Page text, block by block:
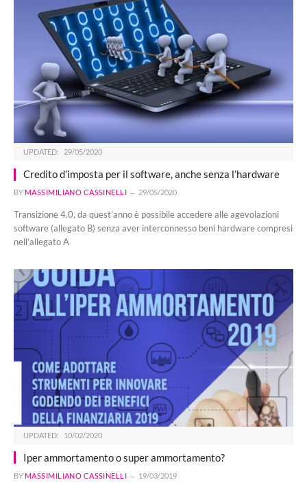
UPDATED: 29/05/2020
Credito d’imposta per il software, anche senza l’hardware
BY MASSIMILIANO CASSINELLI 29/05/2020
Transizione 4.0, da quest’anno è possibile accedere alle agevolazioni
software (allegato B) senza aver interconnesso beni hardware compresi
nell’allegato A
UPDATED: 10/02/2020
Iper ammortamento o super ammortamento?
BY MASSIMILIANO CASSINELLI 19/03/2019